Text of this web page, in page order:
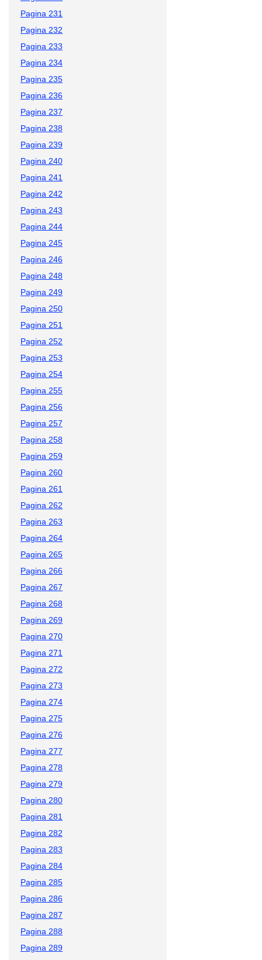
Pagina 231
Pagina 232
Pagina 233
Pagina 234
Pagina 235
Pagina 236
Pagina 237
Pagina 238
Pagina 239
Pagina 240
Pagina 241
Pagina 242
Pagina 243
Pagina 244
Pagina 245
Pagina 246
Pagina 248
Pagina 249
Pagina 250
Pagina 251
Pagina 252
Pagina 253
Pagina 254
Pagina 255
Pagina 256
Pagina 257
Pagina 258
Pagina 259
Pagina 260
Pagina 261
Pagina 262
Pagina 263
Pagina 264
Pagina 265
Pagina 266
Pagina 267
Pagina 268
Pagina 269
Pagina 270
Pagina 271
Pagina 272
Pagina 273
Pagina 274
Pagina 275
Pagina 276
Pagina 277
Pagina 278
Pagina 279
Pagina 280
Pagina 281
Pagina 282
Pagina 283
Pagina 284
Pagina 285
Pagina 286
Pagina 287
Pagina 288
Pagina 289